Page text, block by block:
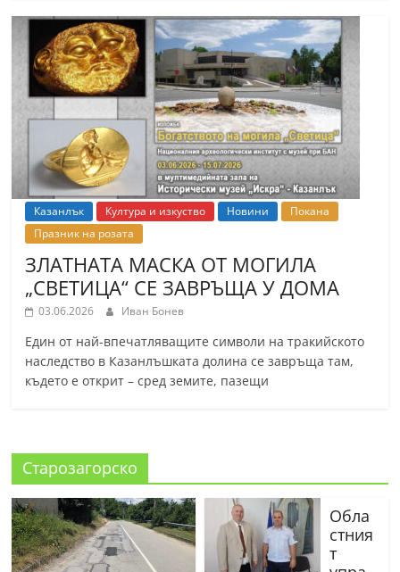
Казанлък Култура и изкуство Новини
Покана
Празник на розата
ЗЛАТНАТА МАСКА ОТ МОГИЛА
„СВЕТИЦА“ СЕ ЗАВРЪЩА У ДОМА
03.06.2026 Иван Бонев
Един от най-впечатляващите символи на тракийското
наследство в Казанлъшката долина се завръща там,
където е открит – сред земите, пазещи
Старозагорско
Обла
стния
т